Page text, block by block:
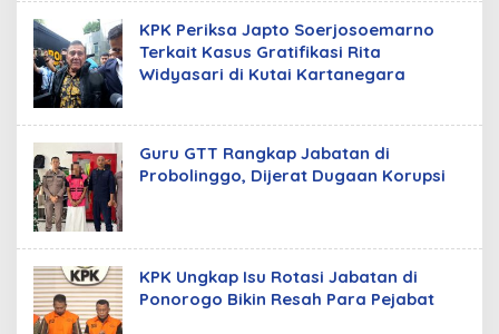
KPK Periksa Japto Soerjosoemarno
Terkait Kasus Gratifikasi Rita
Widyasari di Kutai Kartanegara
Guru GTT Rangkap Jabatan di
Probolinggo, Dijerat Dugaan Korupsi
KPK Ungkap Isu Rotasi Jabatan di
Ponorogo Bikin Resah Para Pejabat